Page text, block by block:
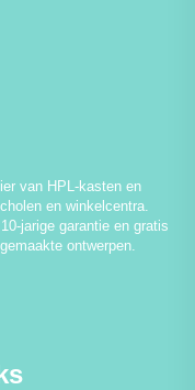
van HPL-kasten en
en winkelcentra.
jarige garantie en gratis
ontwerpen.